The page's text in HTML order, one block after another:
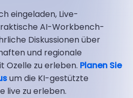
eingeladen, Live-
AI-Workbench-
Diskussionen über
und regionale
Ozelle zu erleben. Planen Sie
um die KI-gestützte
live zu erleben.